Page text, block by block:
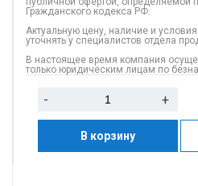
Гражданского кодекса РФ.
Актуальную цену, наличие и
уточнять у специалистов отдела
В настоящее время компания
только юридическим лицам по
- +
В корзину